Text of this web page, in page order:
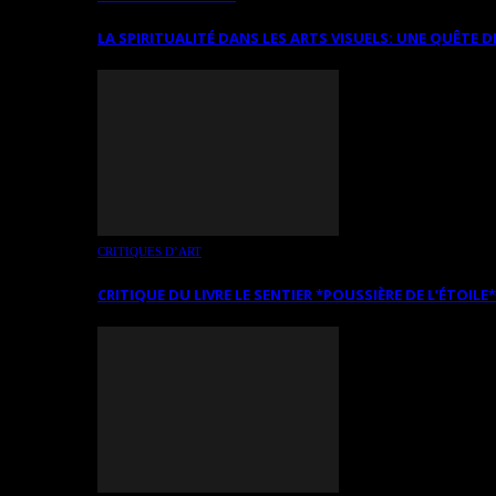
LA SPIRITUALITÉ DANS LES ARTS VISUELS: UNE QUÊTE
CRITIQUES D’ART
CRITIQUE DU LIVRE LE SENTIER *POUSSIÈRE DE L’ÉTOILE*